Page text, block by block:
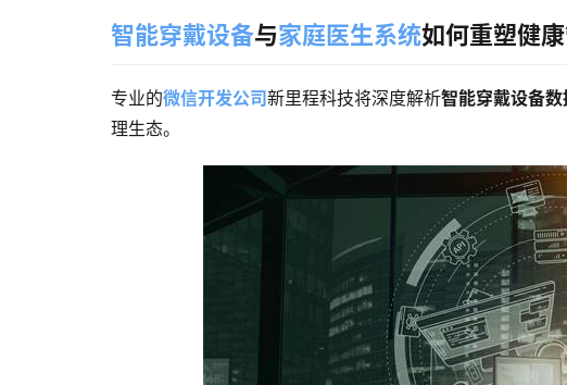
智能穿戴设备与家庭医生系统如何重塑健
专业的微信开发公司新里程科技将深度解析智能穿戴设备
理生态。